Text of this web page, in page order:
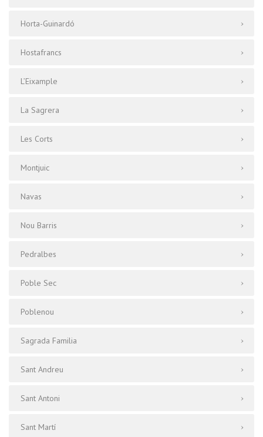
Horta-Guinardó
Hostafrancs
L’Eixample
La Sagrera
Les Corts
Montjuic
Navas
Nou Barris
Pedralbes
Poble Sec
Poblenou
Sagrada Familia
Sant Andreu
Sant Antoni
Sant Martí